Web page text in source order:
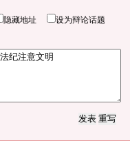
隐藏地址 设为辩论话题